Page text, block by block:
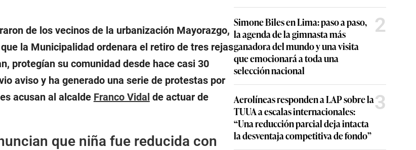
de los vecinos de la urbanización Mayorazgo,
la Municipalidad ordenara el retiro de tres rejas
protegían su comunidad desde hace casi 30
aviso y ha generado una serie de protestas por
acusan al alcalde Franco Vidal de actuar de
que niña fue reducida con
Simone Biles en Lima: paso a paso,
la agenda de la gimnasta más
ganadora del mundo y una visita
que emocionará a toda una
selección nacional
2
Aerolíneas responden a LAP sobre la
TUUA a escalas internacionales:
“Una reducción parcial deja intacta
la desventaja competitiva de fondo”
3